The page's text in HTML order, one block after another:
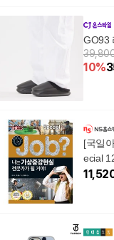
GO93
10%
[국일
ecial